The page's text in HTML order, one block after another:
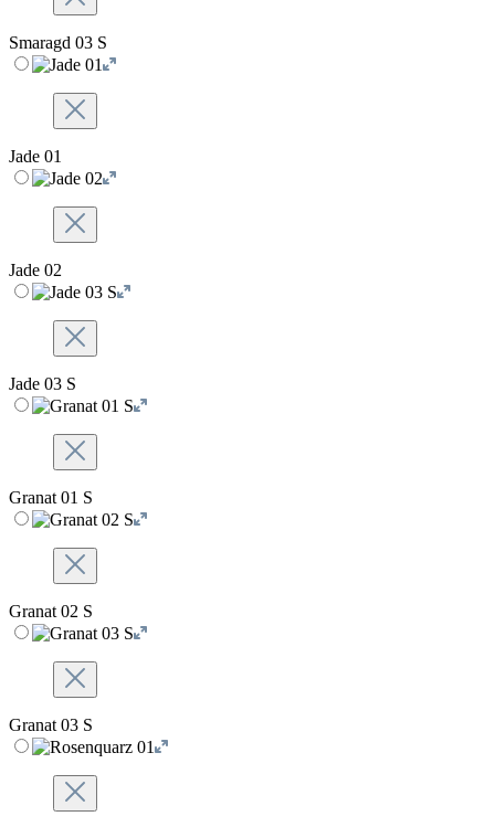
Smaragd 03 S
Jade 01
Jade 02
Jade 03 S
Granat 01 S
Granat 02 S
Granat 03 S